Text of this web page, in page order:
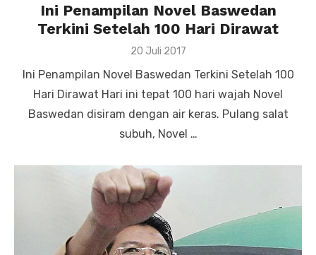
Ini Penampilan Novel Baswedan
Terkini Setelah 100 Hari Dirawat
Posted
20 Juli 2017
Ini Penampilan Novel Baswedan Terkini Setelah 100
Hari Dirawat Hari ini tepat 100 hari wajah Novel
Baswedan disiram dengan air keras. Pulang salat
subuh, Novel …